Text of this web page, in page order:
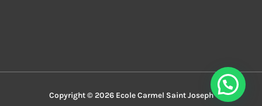
Copyright © 2026 Ecole Carmel Saint Joseph